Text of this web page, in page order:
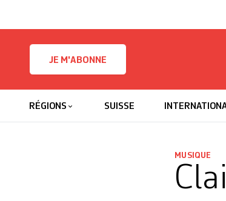
JE M'ABONNE
RÉGIONS SUISSE
MUSIQUE